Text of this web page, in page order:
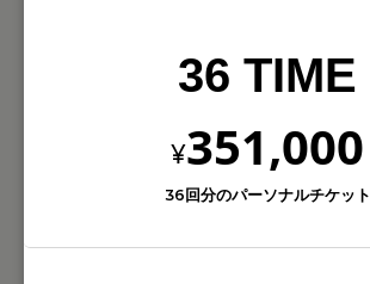
36 TIME
¥351,000
36回分のパーソナルチケット